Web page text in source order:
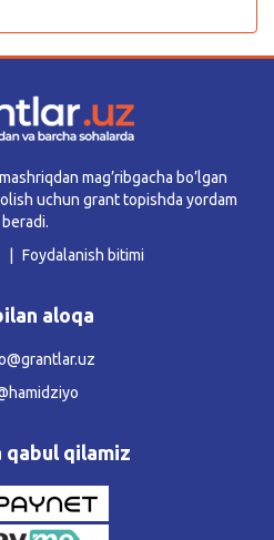
mag’ribgacha bo’lgan
uchun grant topishda yordam
beradi.
Foydalanish bitimi
aloqa
qabul qilamiz